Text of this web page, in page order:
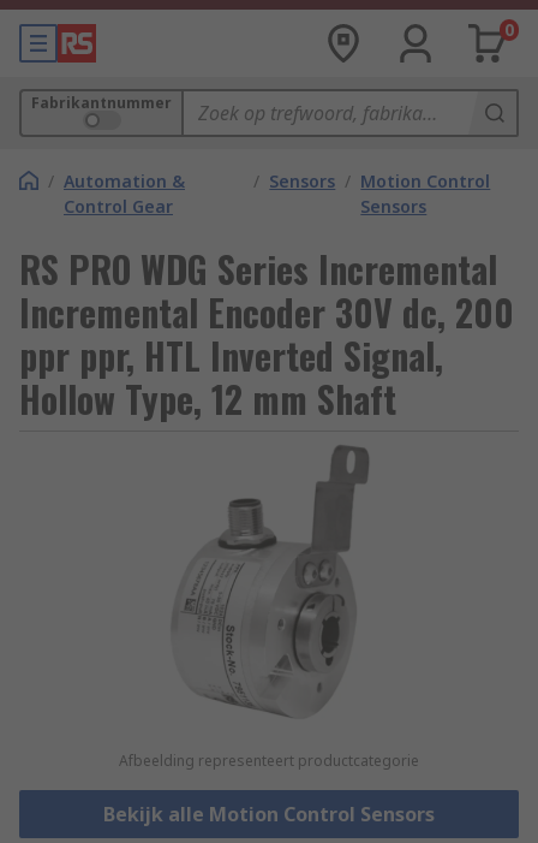
0
Fabrikantnummer
/ Automation &
Control Gear
/ Sensors / Motion Control
Sensors
RS PRO WDG Series Incremental
Incremental Encoder 30V dc, 200
ppr ppr, HTL Inverted Signal,
Hollow Type, 12 mm Shaft
Afbeelding representeert productcategorie
Bekijk alle Motion Control Sensors